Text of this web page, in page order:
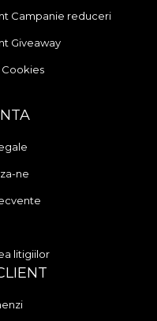
Campanie reduceri
Giveaway
ne
litigiilor